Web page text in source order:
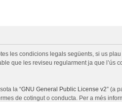
les condicions legals següents, si us plau
que les reviseu regularment ja que l’ús
la “GNU General Public License v2” (a
de cotingut o conducta. Per a més